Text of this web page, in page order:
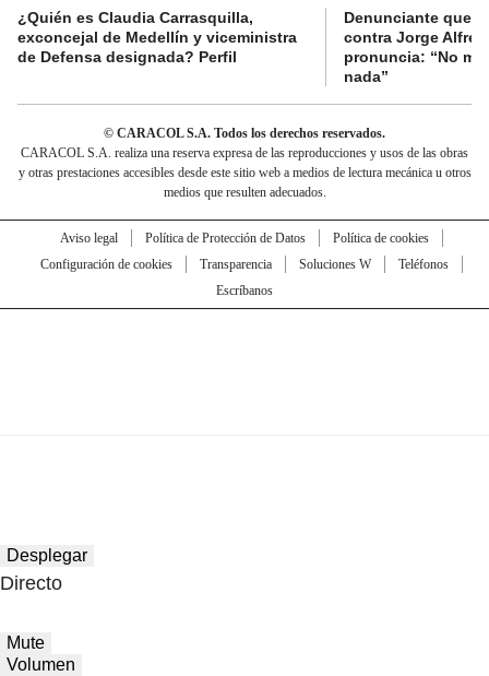
¿Quién es Claudia Carrasquilla,
exconcejal de Medellín y viceministra
de Defensa designada? Perfil
Denunciante que
contra Jorge
pronuncia: “No
nada”
© CARACOL S.A. Todos los derechos reservados.
CARACOL S.A. realiza una reserva expresa de las reproducciones y usos de las obras
y otras prestaciones accesibles desde este sitio web a medios de lectura mecánica u otros
medios que resulten adecuados.
Aviso legal Política de Protección de Datos
Política de cookies
Configuración de cookies
Transparencia Soluciones W
Teléfonos
Escríbanos
Desplegar
Directo
Mute
Volumen